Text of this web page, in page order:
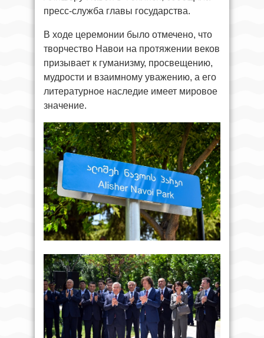
пресс-служба главы государства.
В ходе церемонии было отмечено, что
творчество Навои на протяжении веков
призывает к гуманизму, просвещению,
мудрости и взаимному уважению, а его
литературное наследие имеет мировое
значение.